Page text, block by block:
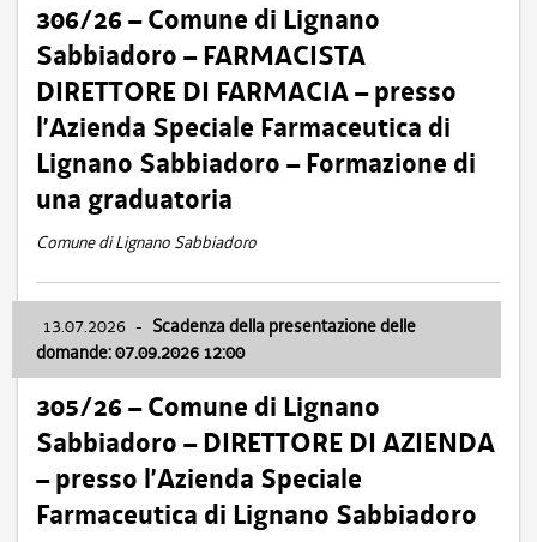
306/26 – Comune di Lignano
Sabbiadoro – FARMACISTA
DIRETTORE DI FARMACIA – presso
l’Azienda Speciale Farmaceutica di
Lignano Sabbiadoro – Formazione di
una graduatoria
Comune di Lignano Sabbiadoro
13.07.2026 - Scadenza della presentazione delle
domande: 07.09.2026 12:00
305/26 – Comune di Lignano
Sabbiadoro – DIRETTORE DI AZIENDA
– presso l’Azienda Speciale
Farmaceutica di Lignano Sabbiadoro